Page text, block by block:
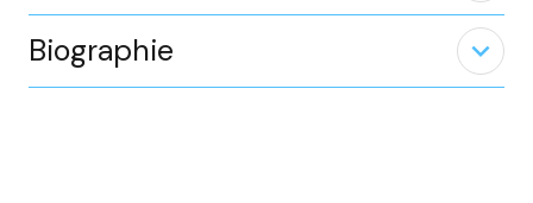
Biographie expand_less